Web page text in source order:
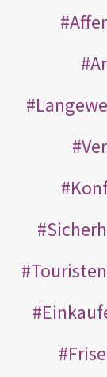
Touristen